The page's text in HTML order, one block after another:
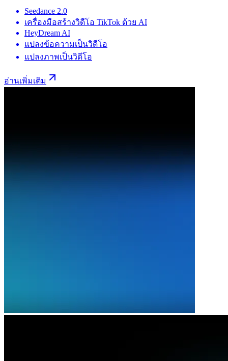
Seedance 2.0
เครื่องมือสร้างวิดีโอ TikTok ด้วย AI
HeyDream AI
แปลงข้อความเป็นวิดีโอ
แปลงภาพเป็นวิดีโอ
อ่านเพิ่มเติม